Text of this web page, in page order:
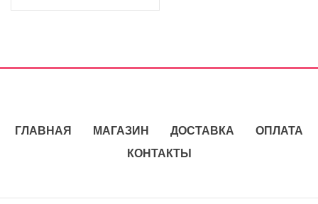
ГЛАВНАЯ МАГАЗИН ДОСТАВКА
ОПЛАТА
КОНТАКТЫ